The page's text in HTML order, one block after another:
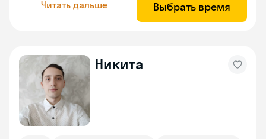
Читать дальше Выбрать время
Никита